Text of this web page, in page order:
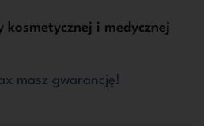
kosmetycznej i medycznej
masz gwarancję!